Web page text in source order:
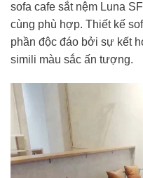
sofa cafe sắt nệm Luna
cùng phù hợp. Thiết kế
phần độc đáo bởi sự kết
simili màu sắc ấn tượng.